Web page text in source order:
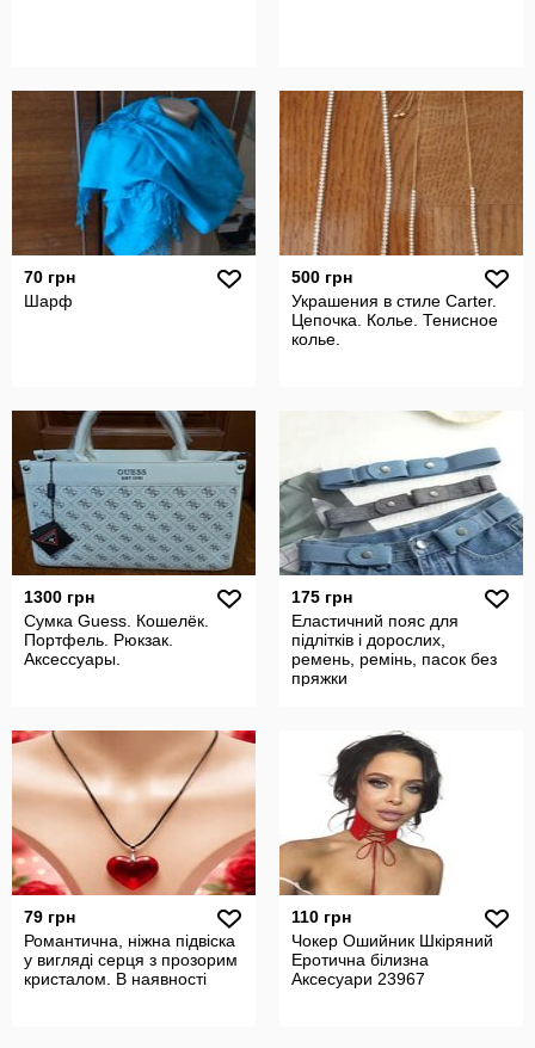
70 грн
Шарф
500 грн
Украшения в стиле Carter.
Цепочка. Колье. Тенисное
колье.
1300 грн
Сумка Guess. Кошелёк.
Портфель. Рюкзак.
Аксессуары.
175 грн
Еластичний пояс для
підлітків і дорослих,
ремень, ремінь, пасок без
пряжки
79 грн
Романтична, ніжна підвіска
у вигляді серця з прозорим
кристалом. В наявності
110 грн
Чокер Ошийник Шкіряний
Еротична білизна
Аксесуари 23967